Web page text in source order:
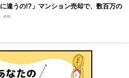
に違うの!?」マンション売却で、数百万の
[PR]